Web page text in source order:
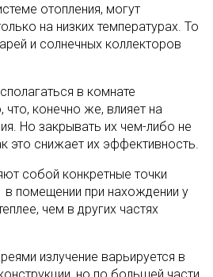
отопления, могут
на низких температурах. То
и солнечных коллекторов
в комнате
конечно же, влияет на
Но закрывать их чем-либо не
это снижает их эффективность.
собой конкретные точки
в помещении при нахождении у
чем в других частях
излучение варьируется в